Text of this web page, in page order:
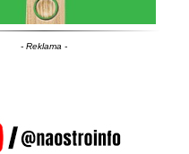
- Reklama -